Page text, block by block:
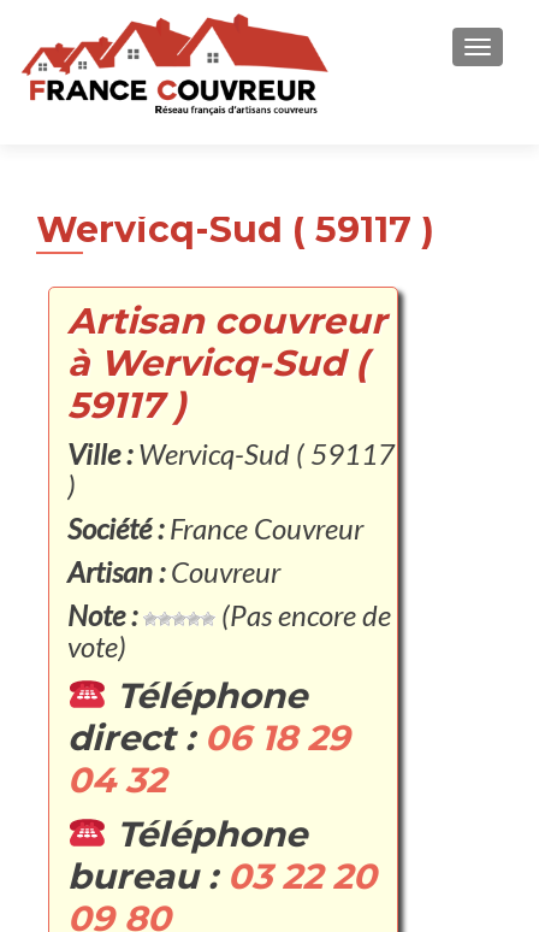
Wervicq-Sud ( 59117 )
Artisan couvreur
à Wervicq-Sud (
59117 )
Ville :Wervicq-Sud ( 59117
)
Société :France Couvreur
Artisan :Couvreur
Note :
(Pas encore de
vote)
Téléphone
direct : 06 18 29
04 32
Téléphone
bureau : 03 22 20
09 80